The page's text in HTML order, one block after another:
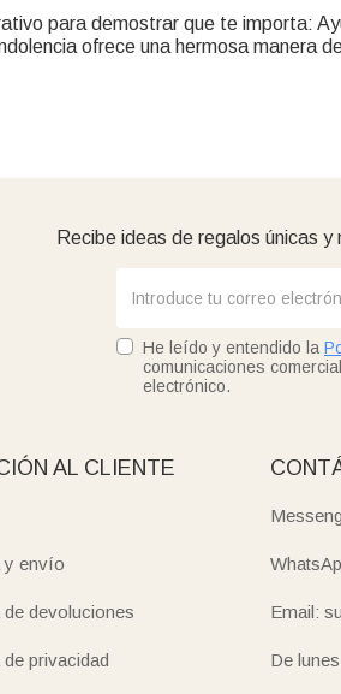
para demostrar que te importa:
ofrece una hermosa manera
Recibe ideas de regalos únicas
He leído y entendido la
comunicaciones
electrónico.
AL CLIENTE
y envío
devoluciones
privacidad
Email:
De